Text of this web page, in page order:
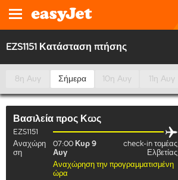
EZS1151 Κατάσταση πτήσης
8η Αυγ Σήμερα 10η Αυγ 11η Αυγ
Βασιλεία προς Κως
EZS1151
Αναχώρη
ση
07:00 Κυρ 9
Αυγ
check-in τομέας
Ελβετίας
Αναχώρηση την προγραμματισμένη
ώρα